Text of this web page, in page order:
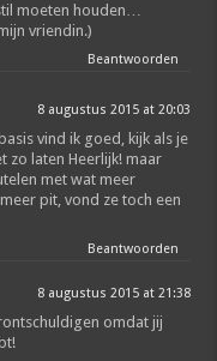
moeten houden…
vriendin.)
Beantwoorden
8 augustus 2015 at 20:03
vind ik goed, kijk als je
zo laten Heerlijk! maar
met wat meer
pit, vond ze toch een
Beantwoorden
8 augustus 2015 at 21:38
omdat jij